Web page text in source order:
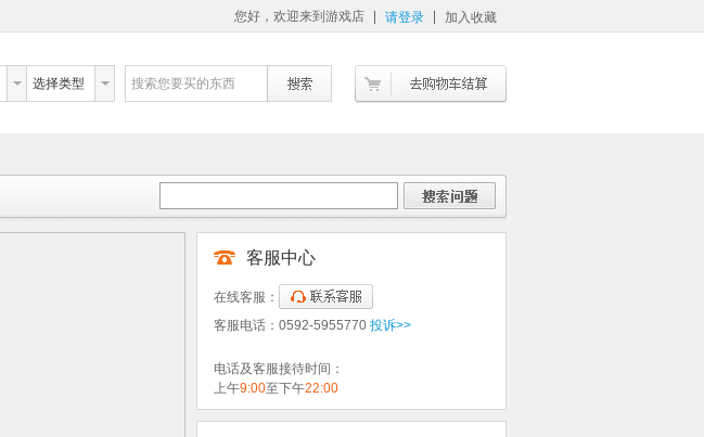
您好，欢迎来到游戏店 请登录 加入收藏
选择类型 搜索您要买的东西
客服中心
在线客服：
客服电话：0592-5955770 投诉>>
电话及客服接待时间：
上午9:00至下午22:00